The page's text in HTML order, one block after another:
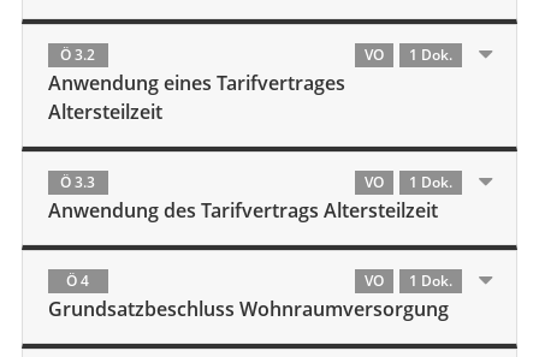
Ö 3.2 VO 1 Dok.
Anwendung eines Tarifvertrages
Altersteilzeit
Ö 3.3 VO 1 Dok.
Anwendung des Tarifvertrags Altersteilzeit
Ö 4 VO 1 Dok.
Grundsatzbeschluss Wohnraumversorgung